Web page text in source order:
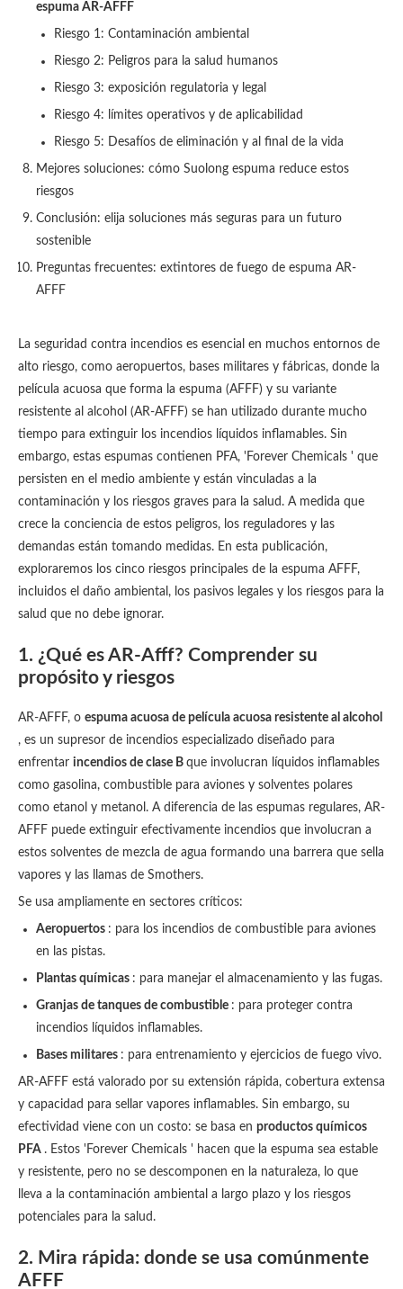
espuma AR-AFFF
Riesgo 1: Contaminación ambiental
Riesgo 2: Peligros para la salud humanos
Riesgo 3: exposición regulatoria y legal
Riesgo 4: límites operativos y de aplicabilidad
Riesgo 5: Desafíos de eliminación y al final de la vida
Mejores soluciones: cómo Suolong espuma reduce estos
riesgos
Conclusión: elija soluciones más seguras para un futuro
sostenible
Preguntas frecuentes: extintores de fuego de espuma AR-
AFFF
La seguridad contra incendios es esencial en muchos entornos de
alto riesgo, como aeropuertos, bases militares y fábricas, donde la
película acuosa que forma la espuma (AFFF) y su variante
resistente al alcohol (AR-AFFF) se han utilizado durante mucho
tiempo para extinguir los incendios líquidos inflamables. Sin
embargo, estas espumas contienen PFA, 'Forever Chemicals ' que
persisten en el medio ambiente y están vinculadas a la
contaminación y los riesgos graves para la salud. A medida que
crece la conciencia de estos peligros, los reguladores y las
demandas están tomando medidas. En esta publicación,
exploraremos los cinco riesgos principales de la espuma AFFF,
incluidos el daño ambiental, los pasivos legales y los riesgos para la
salud que no debe ignorar.
1. ¿Qué es AR-Afff? Comprender su
propósito y riesgos
AR-AFFF, o espuma acuosa de película acuosa resistente al alcohol
, es un supresor de incendios especializado diseñado para
enfrentar incendios de clase B que involucran líquidos inflamables
como gasolina, combustible para aviones y solventes polares
como etanol y metanol. A diferencia de las espumas regulares, AR-
AFFF puede extinguir efectivamente incendios que involucran a
estos solventes de mezcla de agua formando una barrera que sella
vapores y las llamas de Smothers.
Se usa ampliamente en sectores críticos:
Aeropuertos : para los incendios de combustible para aviones
en las pistas.
Plantas químicas : para manejar el almacenamiento y las fugas.
Granjas de tanques de combustible : para proteger contra
incendios líquidos inflamables.
Bases militares : para entrenamiento y ejercicios de fuego vivo.
AR-AFFF está valorado por su extensión rápida, cobertura extensa
y capacidad para sellar vapores inflamables. Sin embargo, su
efectividad viene con un costo: se basa en productos químicos
PFA . Estos 'Forever Chemicals ' hacen que la espuma sea estable
y resistente, pero no se descomponen en la naturaleza, lo que
lleva a la contaminación ambiental a largo plazo y los riesgos
potenciales para la salud.
2. Mira rápida: donde se usa comúnmente
AFFF